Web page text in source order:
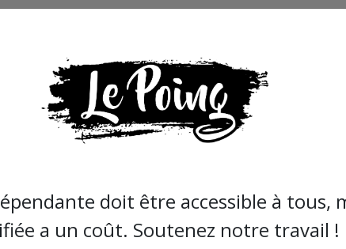
presse indépendante doit être accessible à toutes
et de qualité nécessite du temps et de l’argent,
et de ses amis… Pourvu que ça dure ! Ça
doit être accessible à tous,
a un coût. Soutenez notre travail !